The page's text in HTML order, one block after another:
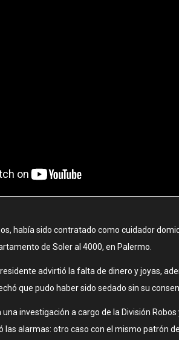
había sido contratado como cuidador
de Soler al 4000, en Palermo.
advirtió la falta de dinero y joyas,
que pudo haber sido sedado sin su
una investigación a cargo de la División
las alarmas: otro caso con el mismo patrón